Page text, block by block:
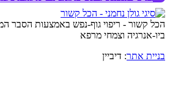
הכל קשור - ריפוי גוף-נפש באמצעות הסבר
ביו-אנרגיה וצמחי מרפא
בניית אתר: דיביין